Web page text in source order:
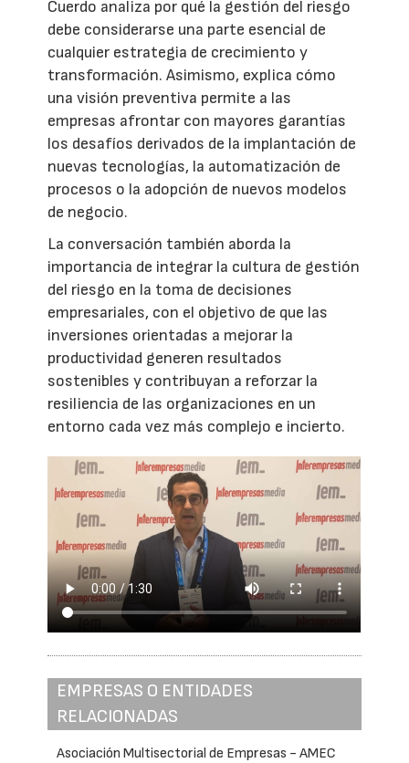
Cuerdo analiza por qué la gestión del riesgo
debe considerarse una parte esencial de
cualquier estrategia de crecimiento y
transformación. Asimismo, explica cómo
una visión preventiva permite a las
empresas afrontar con mayores garantías
los desafíos derivados de la implantación de
nuevas tecnologías, la automatización de
procesos o la adopción de nuevos modelos
de negocio.
La conversación también aborda la
importancia de integrar la cultura de gestión
del riesgo en la toma de decisiones
empresariales, con el objetivo de que las
inversiones orientadas a mejorar la
productividad generen resultados
sostenibles y contribuyan a reforzar la
resiliencia de las organizaciones en un
entorno cada vez más complejo e incierto.
EMPRESAS O ENTIDADES
RELACIONADAS
Asociación Multisectorial de Empresas - AMEC